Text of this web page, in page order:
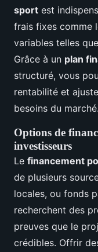
sport est
frais fixes comme
variables telles
Grâce à un plan
structuré, vous
rentabilité et
besoins du marché.
Options de
investisseurs
Le financement
de plusieurs
locales, ou fonds
recherchent des
preuves que le
crédibles. Offrir